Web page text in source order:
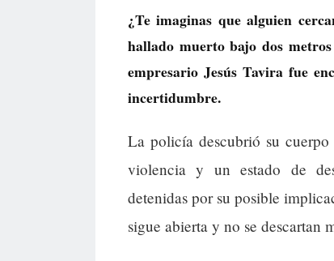
¿Te imaginas que alguien
hallado muerto bajo dos
empresario Jesús Tavira fue
incertidumbre.
La policía descubrió su
violencia y un estado de
detenidas por su posible
sigue abierta y no se descartan